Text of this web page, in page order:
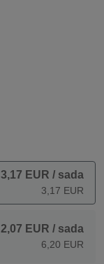
3,17 EUR / sada
3,17 EUR
2,07 EUR / sada
6,20 EUR